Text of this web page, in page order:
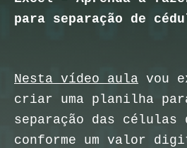
para separação de
Nesta vídeo aula vou
criar uma planilha
separação das células
conforme um valor